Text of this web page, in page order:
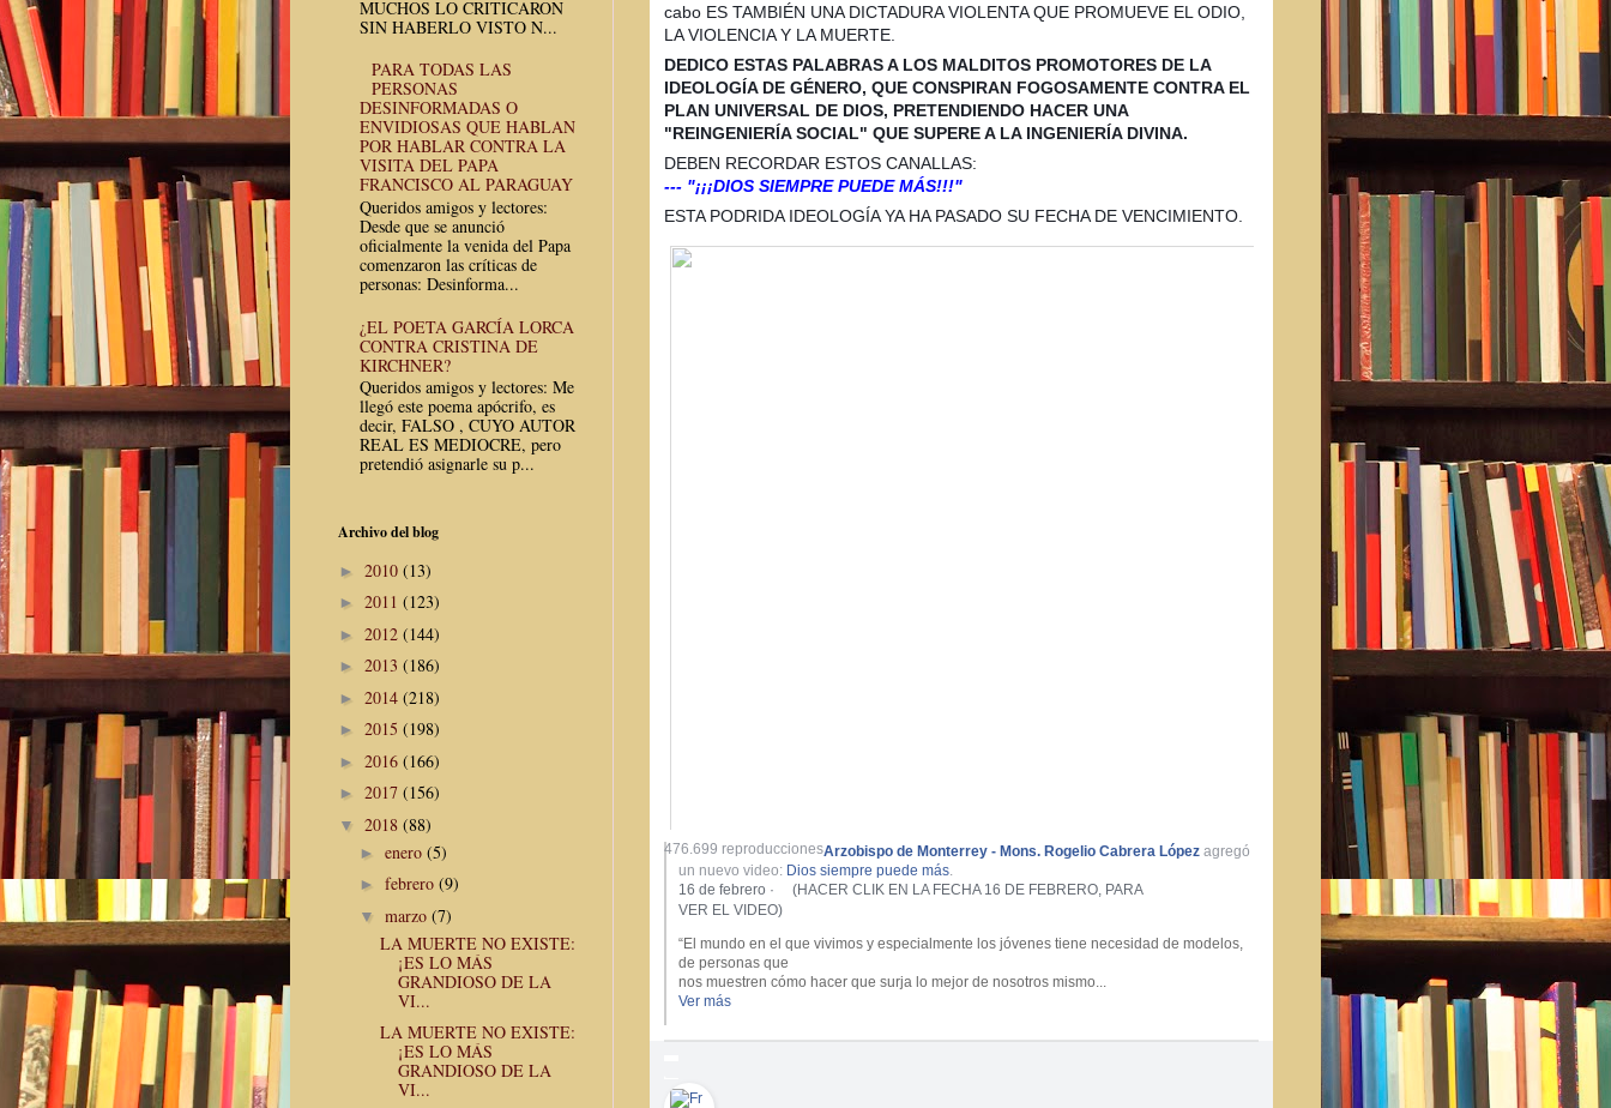
cabo ES TAMBIÉN UNA DICTADURA VIOLENTA QUE PROMUEVE EL ODIO,
LA VIOLENCIA Y LA MUERTE.
DEDICO ESTAS PALABRAS A LOS MALDITOS PROMOTORES DE LA
IDEOLOGÍA DE GÉNERO, QUE CONSPIRAN FOGOSAMENTE CONTRA EL
PLAN UNIVERSAL DE DIOS, PRETENDIENDO HACER UNA
"REINGENIERÍA SOCIAL" QUE SUPERE A LA INGENIERÍA DIVINA.
DEBEN RECORDAR ESTOS CANALLAS:
--- "¡¡¡DIOS SIEMPRE PUEDE MÁS!!!"
ESTA PODRIDA IDEOLOGÍA YA HA PASADO SU FECHA DE VENCIMIENTO.
Ir a reproducción con opción de desplazamiento
Haz clic para ampliar
476.699 reproduccionesArzobispo de Monterrey - Mons. Rogelio Cabrera López agregó
un nuevo video: Dios siempre puede más
16 de febrero ·
(HACER CLIK EN LA FECHA 16 DE FEBRERO, PARA
VER EL VIDEO)
“El mundo en el que vivimos y especialmente los jóvenes tiene necesidad de modelos,
de personas que
nos muestren cómo hacer que surja lo mejor de nosotros mismo
Ver más
MUCHOS LO CRITICARON
SIN HABERLO VISTO N...
PARA TODAS LAS
PERSONAS
DESINFORMADAS O
ENVIDIOSAS QUE HABLAN
POR HABLAR CONTRA LA
VISITA DEL PAPA
FRANCISCO AL PARAGUAY
Queridos amigos y lectores:
Desde que se anunció
oficialmente la venida del Papa
comenzaron las críticas de
personas: Desinforma...
¿EL POETA GARCÍA LORCA
CONTRA CRISTINA DE
KIRCHNER?
Queridos amigos y lectores: Me
llegó este poema apócrifo, es
decir, FALSO , CUYO AUTOR
REAL ES MEDIOCRE, pero
pretendió asignarle su p...
Archivo del blog
► 2010 (13)
► 2011 (123)
► 2012 (144)
► 2013 (186)
► 2014 (218)
► 2015 (198)
► 2016 (166)
► 2017 (156)
▼ 2018 (88)
► enero (5)
► febrero (9)
▼ marzo (7)
LA MUERTE NO EXISTE:
¡ES LO MÁS
GRANDIOSO DE LA
VI...
LA MUERTE NO EXISTE:
¡ES LO MÁS
GRANDIOSO DE LA
VI...